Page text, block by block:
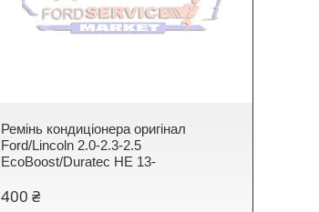
Ремінь кондиціонера оригінал
Ford/Lincoln 2.0-2.3-2.5
EcoBoost/Duratec HE 13-
400 ₴